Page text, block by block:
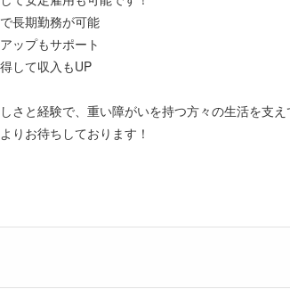
長期勤務が可能
ップもサポート
して収入もUP
さと経験で、重い障がいを持つ方々の生活を支
りお待ちしております！